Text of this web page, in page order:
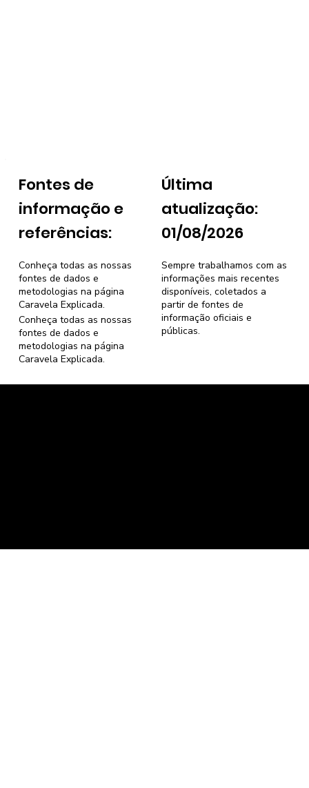
Fontes de
informação e
referências:
Última
atualização:
01/08/2026
Sempre trabalhamos com as
informações mais recentes
disponíveis, coletados a
partir de fontes de
informação oficiais e
públicas.
Conheça todas as nossas
fontes de dados e
metodologias na página
Caravela Explicada.
Conheça todas as nossas
fontes de dados e
metodologias na página
Caravela Explicada.